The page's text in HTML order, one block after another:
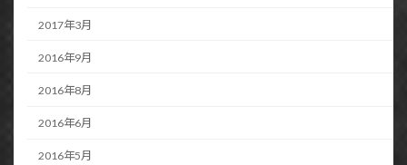
2017年3月
2016年9月
2016年8月
2016年6月
2016年5月